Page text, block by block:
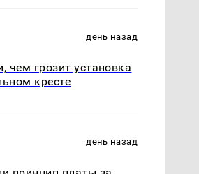
день назад
чем грозит установка
кресте
день назад